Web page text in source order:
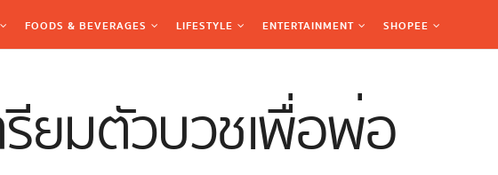
FOODS & BEVERAGES LIFESTYLE ENTERTAINMENT SHOPEE
ยมตัวบวชเพื่อพ่อ